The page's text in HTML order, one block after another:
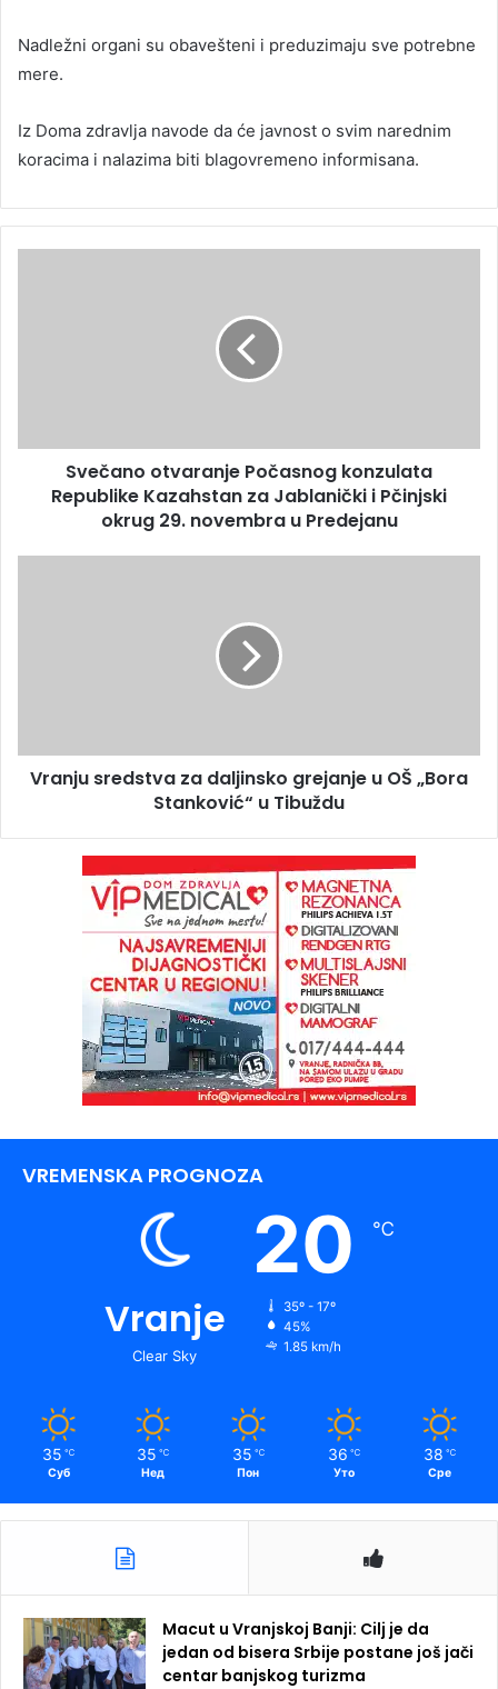
Nadležni organi su obavešteni i preduzimaju sve potrebne
mere.
Iz Doma zdravlja navode da će javnost o svim narednim
koracima i nalazima biti blagovremeno informisana.
Svečano otvaranje Počasnog konzulata
Republike Kazahstan za Jablanički i Pčinjski
okrug 29. novembra u Predejanu
Vranju sredstva za daljinsko grejanje u OŠ „Bora
Stanković“ u Tibuždu
VREMENSKA PROGNOZA
Vranje
Clear Sky
20 ℃
35º - 17º
45%
1.85 km/h
35 ℃
Суб
35 ℃
Нед
35 ℃
Пон
36 ℃
Уто
38 ℃
Сре
Macut u Vranjskoj Banji: Cilj je da
jedan od bisera Srbije postane još jači
centar banjskog turizma